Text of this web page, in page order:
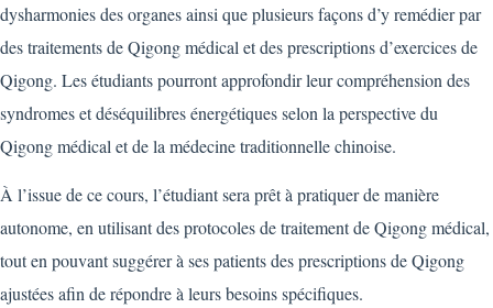
dysharmonies des organes ainsi que plusieurs façons d’y remédier par
des traitements de Qigong médical et des prescriptions d’exercices de
Qigong. Les étudiants pourront approfondir leur compréhension des
syndromes et déséquilibres énergétiques selon la perspective du
Qigong médical et de la médecine traditionnelle chinoise.
À l’issue de ce cours, l’étudiant sera prêt à pratiquer de manière
autonome, en utilisant des protocoles de traitement de Qigong médical,
tout en pouvant suggérer à ses patients des prescriptions de Qigong
ajustées afin de répondre à leurs besoins spécifiques.